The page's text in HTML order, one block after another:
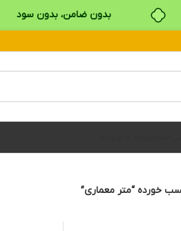
بدون ضامن، بدون سود
خورده “متر معماری”